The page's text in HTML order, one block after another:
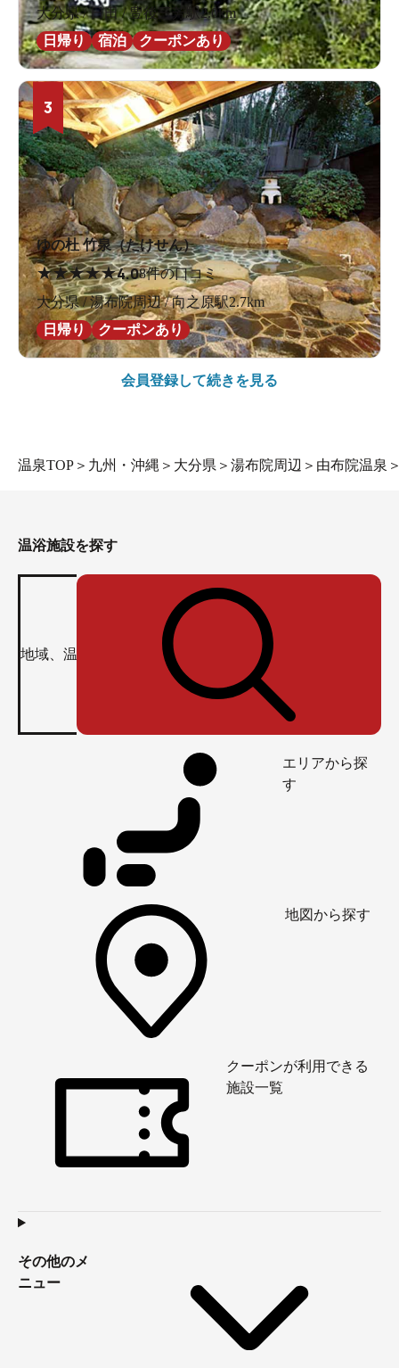
大分県 / 日田 / 豊後三芳駅2.0km
日帰り
宿泊 クーポンあり
3
ゆの杜 竹泉（たけせん）
★★★★★4.08件の口コミ
大分県 / 湯布院周辺 / 向之原駅2.7km
日帰り
クーポンあり
会員登録して続きを見る
温泉TOP ＞ 九州・沖縄 ＞ 大分県 ＞ 湯布院周辺 ＞ 由布院温泉
温浴施設を探す
エリアから探
す
地図から探す
クーポンが利用できる
施設一覧
その他のメ
ニュー